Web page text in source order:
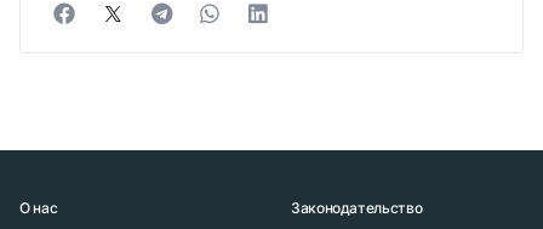
О нас Законодательство